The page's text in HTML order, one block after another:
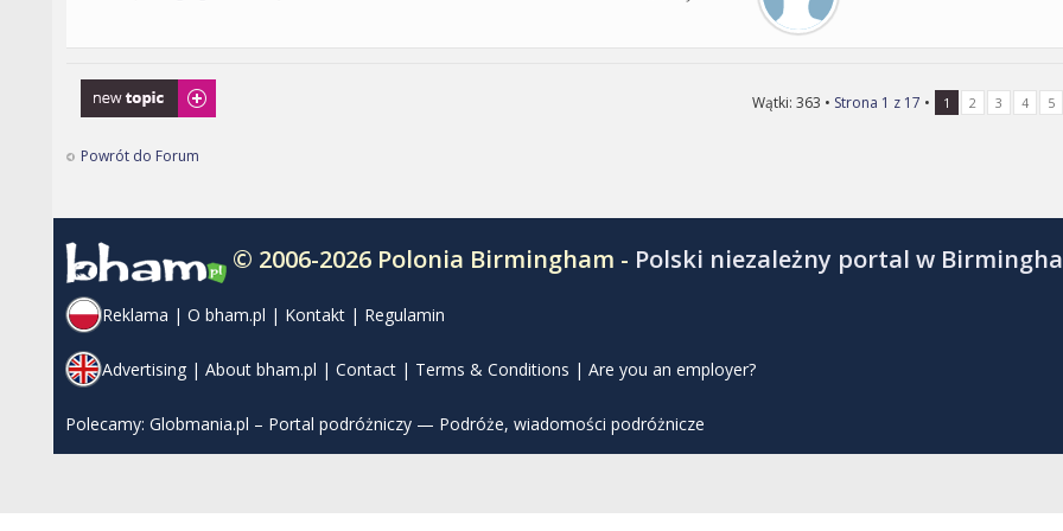
Napisz wątek
Wątki: 363 • Strona 1 z 17 • 1 2 3 4 5
Powrót do Forum
© 2006-2026 Polonia Birmingham - Polski niezależny portal w
Reklama | O bham.pl | Kontakt | Regulamin
Advertising | About bham.pl | Contact | Terms & Conditions | Are you an employer?
Polecamy: Globmania.pl – Portal podróżniczy — Podróże, wiadomości podróżnicze